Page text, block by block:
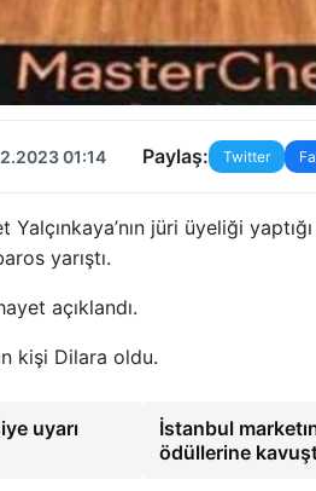
01:14 Paylaş: Twitter
jüri üyeliği
yarıştı.
açıklandı.
kişi Dilara oldu.
uyarı
İstanbul
ödüllerine